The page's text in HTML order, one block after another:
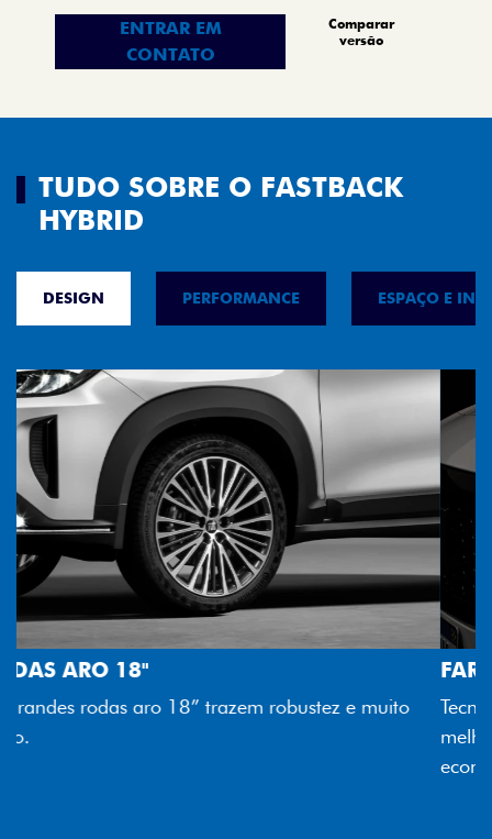
ENTRAR EM
CONTATO
Comparar
versão
TUDO SOBRE O FASTBACK
HYBRID
DESIGN PERFORMANCE ESPAÇO E
FAROL FULL LED
Tecnologia dos faróis totalmente em LED garante
melhor luminosidade, maior durabilidade e mais